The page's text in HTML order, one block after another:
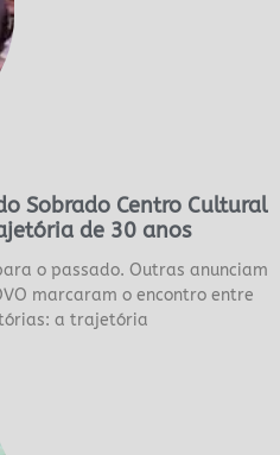
Sobrado Centro Cultural
de 30 anos
o passado. Outras anunciam
marcaram o encontro entre
a trajetória